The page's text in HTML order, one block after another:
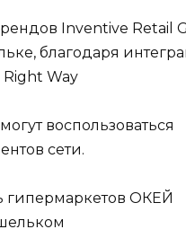
Inventive Retail
благодаря
Way
воспользоваться
сети.
гипермаркетов ОКЕЙ